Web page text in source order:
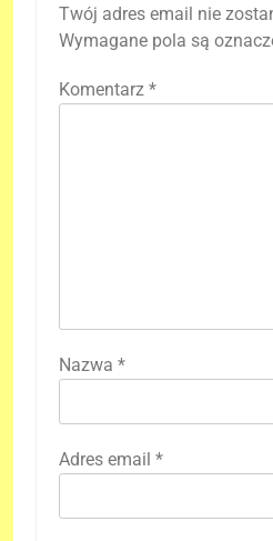
Twój adres email nie
Wymagane pola są
Komentarz *
Nazwa *
Adres email *